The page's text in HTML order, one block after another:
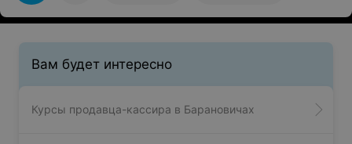
Вам будет интересно
Курсы продавца-кассира в Барановичах